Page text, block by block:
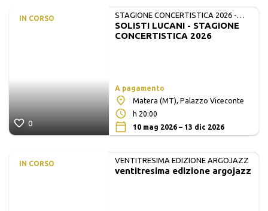
IN CORSO
0
STAGIONE CONCERTISTICA 2026 -
MATE E SOLISTI LUCANI
SOLISTI LUCANI - STAGIONE
CONCERTISTICA 2026
A pagamento
Matera (MT), Palazzo Viceconte
h 20:00
10 mag 2026 – 13 dic 2026
IN CORSO VENTITRESIMA EDIZIONE ARGOJAZZ
ventitresima edizione argojazz